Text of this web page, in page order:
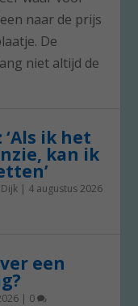
naar de prijs
De
niet altijd de
ik het
kan ik
| 4 augustus 2026
een
| 0